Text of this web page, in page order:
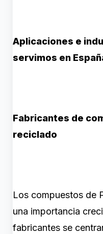
Aplicaciones e
servimos en
Fabricantes de
reciclado
Los compuestos de
una importancia
fabricantes se